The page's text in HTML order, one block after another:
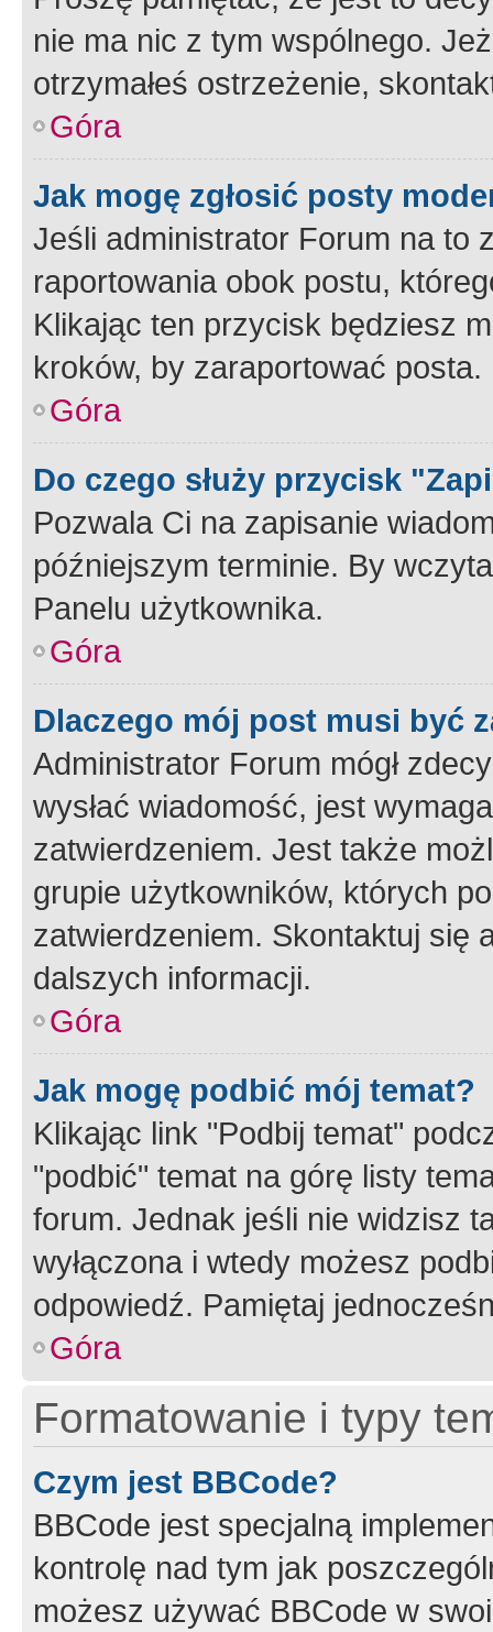
nie ma nic z tym wspólnego.
otrzymałeś ostrzeżenie,
Góra
Jak mogę zgłosić posty
Jeśli administrator Forum na to
raportowania obok postu,
Klikając ten przycisk będziesz
kroków, by zaraportować posta.
Góra
Do czego służy przycisk
Pozwala Ci na zapisanie
późniejszym terminie. By
Panelu użytkownika.
Góra
Dlaczego mój post musi być
Administrator Forum mógł
wysłać wiadomość, jest
zatwierdzeniem. Jest także
grupie użytkowników, których
zatwierdzeniem. Skontaktuj się
dalszych informacji.
Góra
Jak mogę podbić mój temat?
Klikając link "Podbij temat"
"podbić" temat na górę listy
forum. Jednak jeśli nie widzisz
wyłączona i wtedy możesz
odpowiedź. Pamiętaj
Góra
Formatowanie i typy
Czym jest BBCode?
BBCode jest specjalną
kontrolę nad tym jak
możesz używać BBCode w